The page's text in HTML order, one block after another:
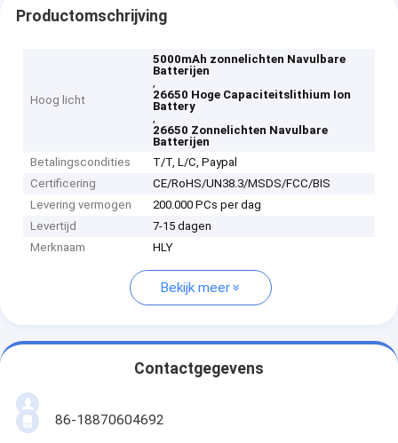
Productomschrijving
Hoog licht
5000mAh zonnelichten Navulbare
Batterijen
,
26650 Hoge Capaciteitslithium Ion
Battery
,
26650 Zonnelichten Navulbare
Batterijen
Betalingscondities
T/T, L/C, Paypal
Certificering
CE/RoHS/UN38.3/MSDS/FCC/BIS
Levering vermogen
200.000 PCs per dag
Levertijd
7-15 dagen
Merknaam
HLY
Bekijk meer
Contactgegevens
86-18870604692